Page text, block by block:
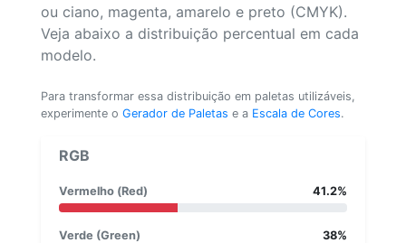
ou ciano, magenta, amarelo e preto (CMYK).
Veja abaixo a distribuição percentual em cada
modelo.
Para transformar essa distribuição em paletas utilizáveis,
experimente o Gerador de Paletas e a Escala de Cores.
RGB
Vermelho (Red) 41.2%
Verde (Green) 38%